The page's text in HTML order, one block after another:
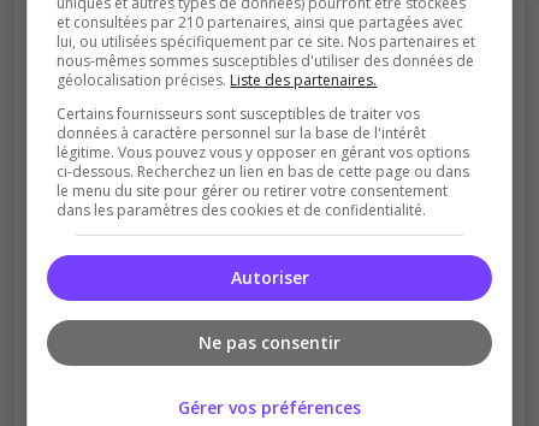
Soutient la communauté
Plus de visibilité = plus de joueurs
Récompenses possibles
Certains serveurs offrent des bonus aux
et consultées par 210 partenaires, ainsi que partagées avec
lui, ou utilisées spécifiquement par ce site. Nos partenaires et
nous-mêmes sommes susceptibles d'utiliser des données de
géolocalisation précises. Liste des partenaires.
Certains fournisseurs sont susceptibles de traiter vos
données à caractère personnel sur la base de l'intérêt
légitime. Vous pouvez vous y opposer en gérant vos options
ci-dessous. Recherchez un lien en bas de cette page ou dans
le menu du site pour gérer ou retirer votre consentement
dans les paramètres des cookies et de confidentialité.
Autoriser
Ne pas consentir
Gérer vos préférences